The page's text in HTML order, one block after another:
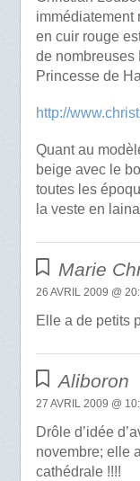
immédiatement
en cuir rouge
de nombreuses
Princesse de
http://
Quant au
beige avec le
toutes les
la veste en
Marie
26 AVRIL 2009 @
Elle a de petits
Aliboron
27 AVRIL 2009 @
Drôle d’idée
novembre; elle
cathédrale !!!!